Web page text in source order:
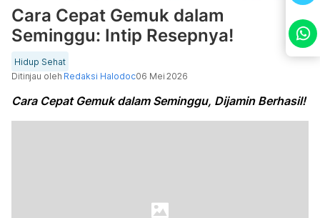
Cara Cepat Gemuk dalam
Seminggu: Intip Resepnya!
Hidup Sehat
Ditinjau oleh Redaksi Halodoc06 Mei 2026
Cara Cepat Gemuk dalam Seminggu, Dijamin Berhasil!